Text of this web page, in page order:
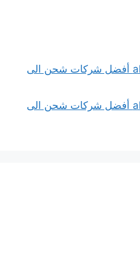
الرهوان alrahwan.com أفضل شركات شحن الى
الرهوان alrahwan.com أفضل شركات شحن الى